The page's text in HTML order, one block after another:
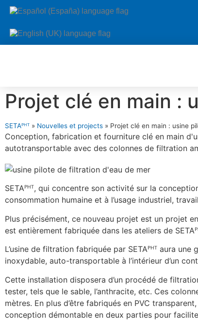
Projet clé en main :
SETAᴾᴴᵀ » Nouvelles et projects » Projet clé en main : usine
Conception, fabrication et fourniture clé en main
autotransportable avec des colonnes de filtration
SETAᴾᴴᵀ, qui concentre son activité sur la
consommation humaine et à l’usage industriel,
Plus précisément, ce nouveau projet est un projet
est entièrement fabriquée dans les ateliers de
L’usine de filtration fabriquée par SETAᴾᴴᵀ aura
inoxydable, auto-transportable à l’intérieur d’un
Cette installation disposera d’un procédé de
tester, tels que le sable, l’anthracite, etc. Ces
mètres. En plus d’être fabriqués en PVC
conception démontable en deux parties pour